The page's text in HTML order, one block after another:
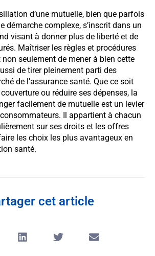
d’une mutuelle, bien que parfois
démarche complexe, s’inscrit dans un
visant à donner plus de liberté et de
Maîtriser les règles et procédures
seulement de mener à bien cette
de tirer pleinement parti des
de l’assurance santé. Que ce soit
ou réduire ses dépenses, la
facilement de mutuelle est un levier
Il appartient à chacun
sur ses droits et les offres
les choix les plus avantageux en
santé.
cet article